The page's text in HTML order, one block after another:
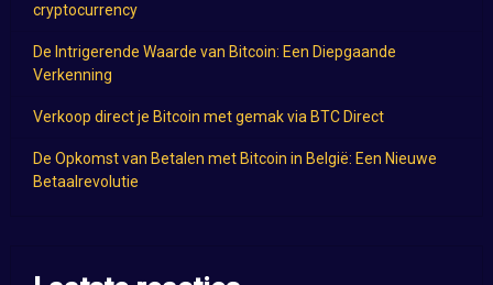
cryptocurrency
De Intrigerende Waarde van Bitcoin: Een Diepgaande
Verkenning
Verkoop direct je Bitcoin met gemak via BTC Direct
De Opkomst van Betalen met Bitcoin in België: Een Nieuwe
Betaalrevolutie